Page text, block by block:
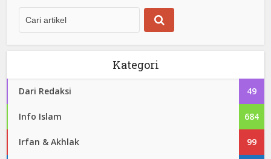
Kategori
Dari Redaksi 49
Info Islam 684
Irfan & Akhlak 99